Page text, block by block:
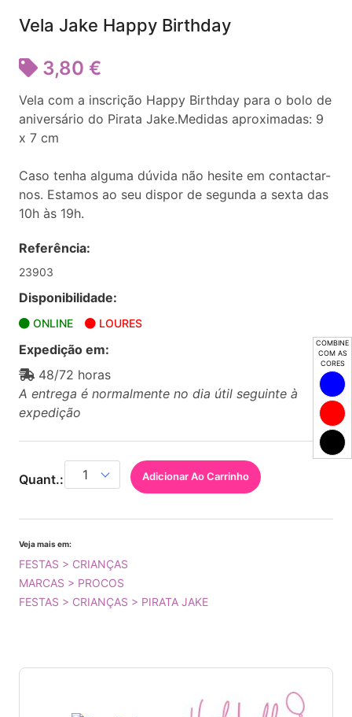
COMBINE
COM AS
CORES
Vela Jake Happy Birthday
3,80 €
Vela com a inscrição Happy Birthday para o bolo de
aniversário do Pirata Jake.Medidas aproximadas: 9
x 7 cm
Caso tenha alguma dúvida não hesite em contactar-
nos. Estamos ao seu dispor de segunda a sexta das
10h às 19h.
Referência:
23903
Disponibilidade:
ONLINE LOURES
Expedição em:
48/72 horas
A entrega é normalmente no dia útil seguinte à
expedição
Quant.: Adicionar Ao Carrinho
Veja mais em:
FESTAS > CRIANÇAS
MARCAS > PROCOS
FESTAS > CRIANÇAS > PIRATA JAKE